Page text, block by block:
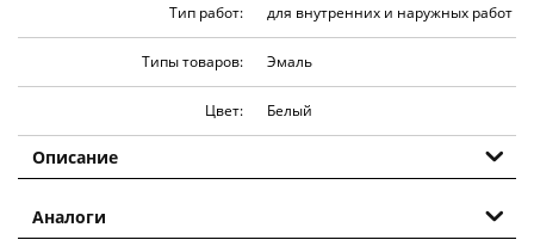
Тип работ: для внутренних и наружных работ
Типы товаров: Эмаль
Цвет: Белый
Описание
Аналоги